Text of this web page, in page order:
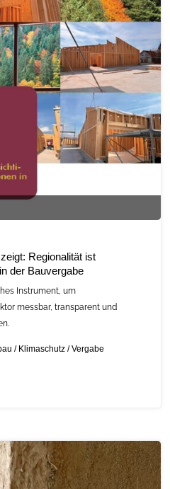
Regionalität ist
der Bauvergabe
Instrument, um
messbar, transparent und
/ Klimaschutz /Vergabe